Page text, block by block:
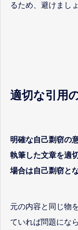
るため、避けましょ
適切な引用
明確な自己剽窃の
執筆した文章を適
場合は自己剽窃と
元の内容と同じ物
ていれば問題にな